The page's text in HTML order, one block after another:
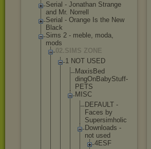
Serial - Jonathan Strange
and Mr. Norrell
Serial - Orange Is the New
Black
Sims 2 - meble, moda,
mods
02.SIMS ZONE
1 NOT USED
MaxisBed
dingOnBabyStuff-
PETS
MISC
DEFAULT -
Faces by
Supersimho lic
Downl oads -
not used
4ESF